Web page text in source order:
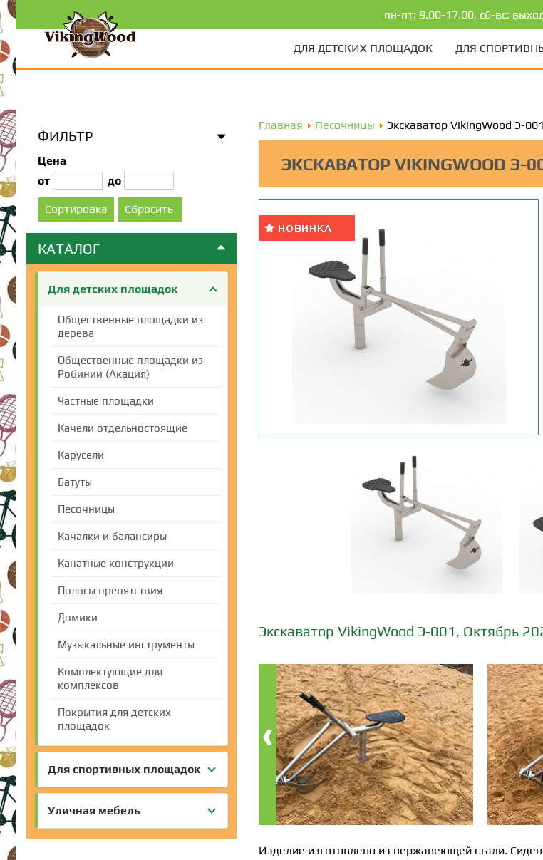
пн-пт: 9.00-17.00, сб-вс:
ДЛЯ ДЕТСКИХ ПЛОЩАДОК ДЛЯ
ФИЛЬТР
Цена
от
до
КАТАЛОГ
Для детских площадок
Общественные площадки из
дерева
Общественные площадки из
Робинии (Акация)
Частные площадки
Качели отдельностоящие
Карусели
Батуты
Песочницы
Качалки и балансиры
Канатные конструкции
Полосы препятствия
Домики
Музыкальные инструменты
Комплектующие для
комплексов
Покрытия для детских
площадок
Для спортивных площадок
Уличная мебель
Главная Песочницы Экскаватор VikingWood Э-001
ЭКСКАВАТОР VIKINGWOOD Э-
Экскаватор VikingWood Э-001, Октябрь
‹
Изделие изготовлено из нержавеющей стали.